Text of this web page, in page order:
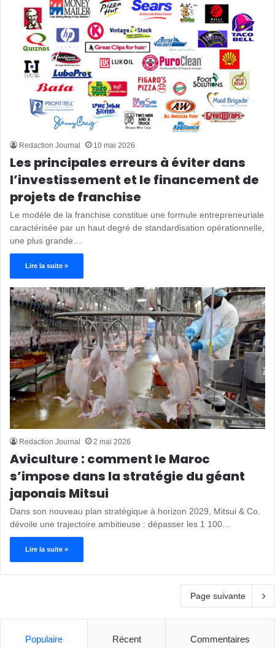
Redaction Journal 10 mai 2026
Les principales erreurs à éviter dans
l’investissement et le financement de
projets de franchise
Le modèle de la franchise constitue une formule entrepreneuriale
caractérisée par un haut degré de standardisation opérationnelle,
une plus grande…
Lire la suite »
Redaction Journal 2 mai 2026
Aviculture : comment le Maroc
s’impose dans la stratégie du géant
japonais Mitsui
Dans son nouveau plan stratégique à horizon 2029, Mitsui & Co.
dévoile une trajectoire ambitieuse : dépasser les 1 100…
Lire la suite »
Page suivante
Populaire Récent Commentaires